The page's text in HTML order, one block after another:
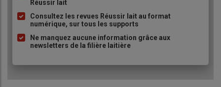
puceRéussir lait
Consultez les revues Réussir lait au format
numérique, sur tous les supports
Ne manquez aucune information grâce aux
newsletters de la filière laitière